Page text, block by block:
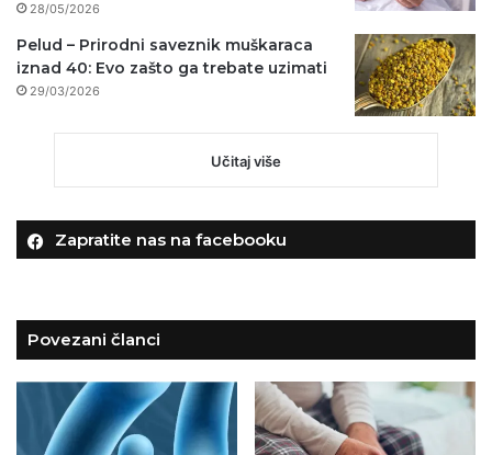
28/05/2026
Pelud – Prirodni saveznik muškaraca
iznad 40: Evo zašto ga trebate uzimati
29/03/2026
Učitaj više
Zapratite nas na facebooku
Povezani članci